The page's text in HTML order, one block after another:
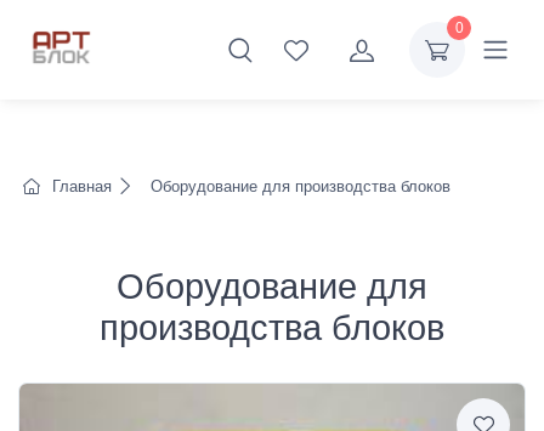
0
Главная Оборудование для производства блоков
Оборудование для
производства блоков